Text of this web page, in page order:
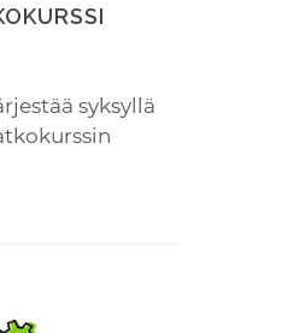
syksyllä